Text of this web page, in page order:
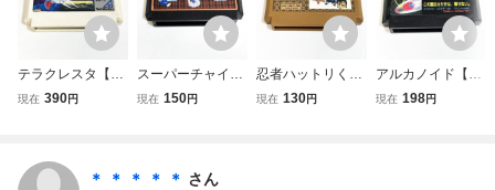
テラクレスタ【動
作確認済】８本ま
現在 390円
スーパーチャイニ
ーズ【動作確認
現在 150円
忍者ハットリくん
【動作確認済】８
現在 130円
アルカノイド【動
作確認済】８本ま
現在 198円
＊ ＊ ＊ ＊ ＊ さん